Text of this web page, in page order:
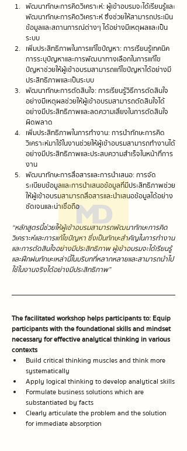
พัฒนาทักษะการคิดวิเคราะห์: ผู้เข้าอบรมจะได้เรียนรู้และ
พัฒนาทักษะการคิดวิเคราะห์ ซึ่งช่วยให้สามารถประเมิน
ข้อมูลและสถานการณ์ต่างๆ ได้อย่างมีเหตุผลและเป็น
ระบบ
เพิ่มประสิทธิภาพในการแก้ไขปัญหา: การเรียนรู้เทคนิค
การระบุปัญหาและการพัฒนาทางเลือกในการแก้ไข
ปัญหาช่วยให้ผู้เข้าอบรมสามารถแก้ไขปัญหาได้อย่างมี
ประสิทธิภาพและเป็นระบบ
พัฒนาทักษะการตัดสินใจ: การเรียนรู้วิธีการตัดสินใจ
อย่างมีเหตุผลช่วยให้ผู้เข้าอบรมสามารถตัดสินใจได้
อย่างมีประสิทธิภาพและลดความเสี่ยงในการตัดสินใจ
ผิดพลาด
เพิ่มประสิทธิภาพในการทำงาน: การนำทักษะการคิด
วิเคราะห์มาใช้ในงานช่วยให้ผู้เข้าอบรมสามารถทำงานได้
อย่างมีประสิทธิภาพและประสบความสำเร็จในหน้าที่การ
งาน
พัฒนาทักษะการสื่อสารและการนำเสนอ: การจัด
ระเบียบข้อมูลและการนำเสนอข้อมูลที่มีประสิทธิภาพช่วย
ให้ผู้เข้าอบรมสามารถสื่อสารและนำเสนอข้อมูลได้อย่าง
ชัดเจนและน่าเชื่อถือ
“หลักสูตรนี้ช่วยให้ผู้เข้าอบรมสามารถพัฒนาทักษะการคิด
วิเคราะห์และการแก้ไขปัญหา ซึ่งเป็นทักษะสำคัญในการทำงาน
และการตัดสินใจอย่างมีประสิทธิภาพ ผู้เข้าอบรมจะได้เรียนรู้
และฝึกฝนทักษะเหล่านี้ในบริบทที่หลากหลายและสามารถนำไป
ใช้ในงานจริงได้อย่างมีประสิทธิภาพ”
The facilitated workshop helps participants to: Equip
participants with the foundational skills and mindset
necessary for effective analytical thinking in various
contexts
Build critical thinking muscles and think more
systematically
Apply logical thinking to develop analytical skills
Formulate business solutions which are
substantiated by facts
Clearly articulate the problem and the solution
for immediate absorption